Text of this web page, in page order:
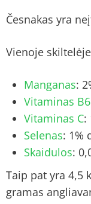
Česnakas yra
Vienoje
Manganas:
Vitaminas
Vitaminas C:
Selenas: 1%
Skaidulos:
Taip pat yra 4,5
gramas